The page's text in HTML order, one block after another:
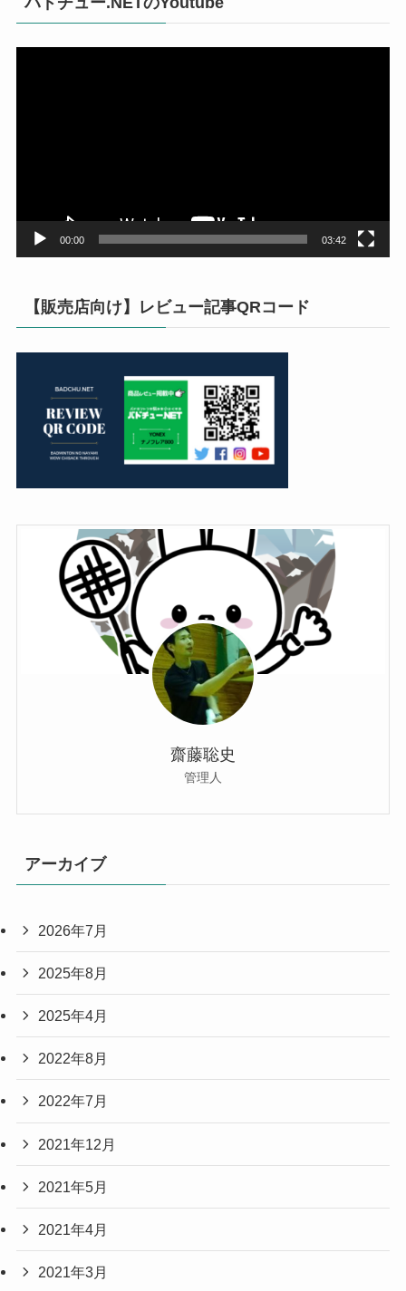
00:00 03:42
【販売店向け】レビュー記事QRコード
齋藤聡史
管理人
アーカイブ
2026年7月
2025年8月
2025年4月
2022年8月
2022年7月
2021年12月
2021年5月
2021年4月
2021年3月